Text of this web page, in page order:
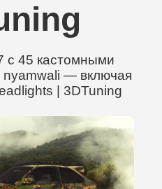
с 45 кастомными
— включая
| 3DTuning